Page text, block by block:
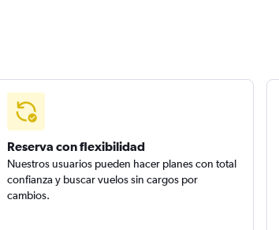
Reserva con flexibilidad
Nuestros usuarios pueden hacer planes con total
confianza y buscar vuelos sin cargos por
cambios.